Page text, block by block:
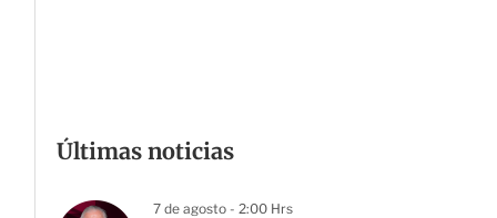
Últimas noticias
7 de agosto - 2:00 Hrs